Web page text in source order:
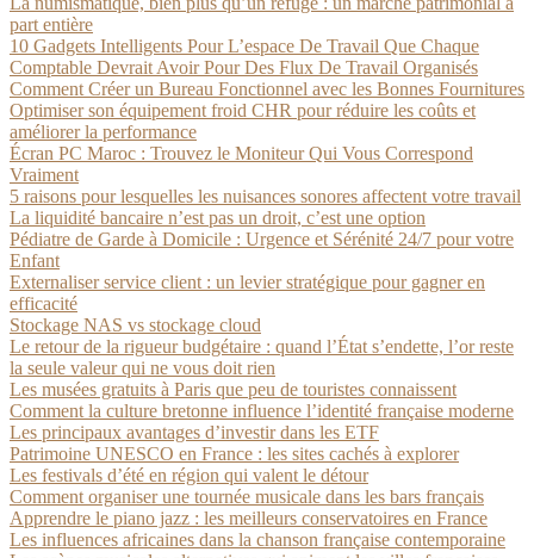
part entière
10 Gadgets Intelligents Pour L’espace De Travail Que Chaque
Comptable Devrait Avoir Pour Des Flux De Travail Organisés
Comment Créer un Bureau Fonctionnel avec les Bonnes Fournitures
Optimiser son équipement froid CHR pour réduire les coûts et
améliorer la performance
Écran PC Maroc : Trouvez le Moniteur Qui Vous Correspond
Vraiment
5 raisons pour lesquelles les nuisances sonores affectent votre travail
La liquidité bancaire n’est pas un droit, c’est une option
Pédiatre de Garde à Domicile : Urgence et Sérénité 24/7 pour votre
Enfant
Externaliser service client : un levier stratégique pour gagner en
efficacité
Stockage NAS vs stockage cloud
Le retour de la rigueur budgétaire : quand l’État s’endette, l’or reste
la seule valeur qui ne vous doit rien
Les musées gratuits à Paris que peu de touristes connaissent
Comment la culture bretonne influence l’identité française moderne
Les principaux avantages d’investir dans les ETF
Patrimoine UNESCO en France : les sites cachés à explorer
Les festivals d’été en région qui valent le détour
Comment organiser une tournée musicale dans les bars français
Apprendre le piano jazz : les meilleurs conservatoires en France
Les influences africaines dans la chanson française contemporaine